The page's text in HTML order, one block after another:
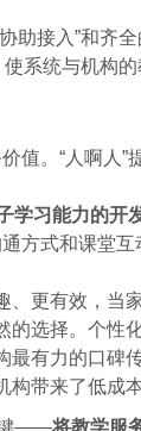
助接入”和齐
系统与机构的
。“人啊人”
学习能力的开
方式和课堂互
、更有效，当
选择。个性
最有力的口碑
带来了低成
键——将教学服